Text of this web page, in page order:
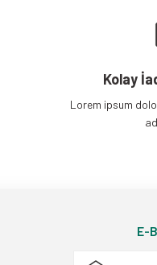
Kolay
Lorem ipsum
E-